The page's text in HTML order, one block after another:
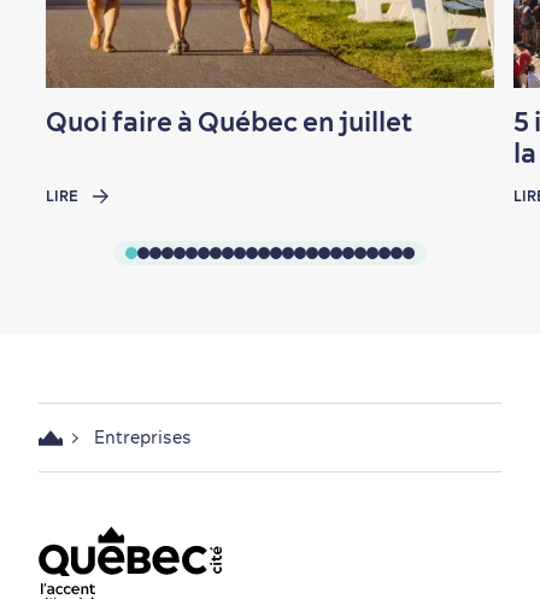
Quoi faire à Québec en juillet
LIRE
5
Entreprises